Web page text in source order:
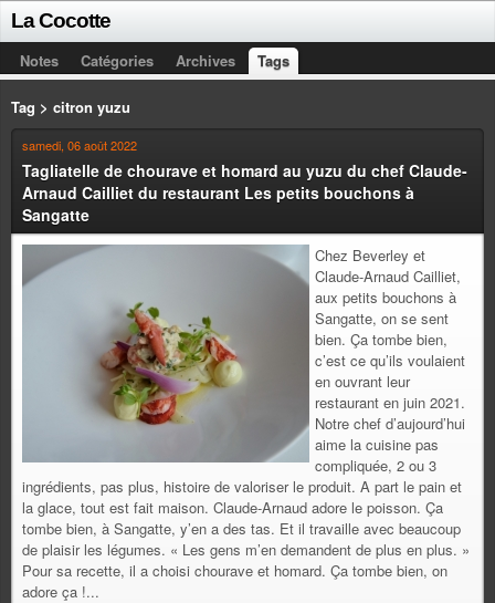
La Cocotte
Notes Catégories Archives Tags
Tag > citron yuzu
samedi, 06 août 2022
Tagliatelle de chourave et homard au yuzu du chef Claude-
Arnaud Cailliet du restaurant Les petits bouchons à
Sangatte
Chez Beverley et
Claude-Arnaud Cailliet,
aux petits bouchons à
Sangatte, on se sent
bien. Ça tombe bien,
c’est ce qu’ils voulaient
en ouvrant leur
restaurant en juin 2021.
Notre chef d’aujourd’hui
aime la cuisine pas
compliquée, 2 ou 3
ingrédients, pas plus, histoire de valoriser le produit. A part le pain et
la glace, tout est fait maison. Claude-Arnaud adore le poisson. Ça
tombe bien, à Sangatte, y’en a des tas. Et il travaille avec beaucoup
de plaisir les légumes. « Les gens m’en demandent de plus en plus. »
Pour sa recette, il a choisi chourave et homard. Ça tombe bien, on
adore ça !...